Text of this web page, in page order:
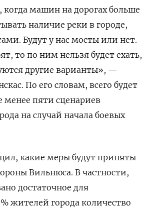
когда машин на дорогах больше
наличие реки в городе,
Будут у нас мосты или нет.
то по ним нельзя будет ехать,
другие варианты», —
По его словам, всего будет
менее пяти сценариев
на случай начала боевых
какие меры будут приняты
Вильнюса. В частности,
достаточное для
жителей города количество